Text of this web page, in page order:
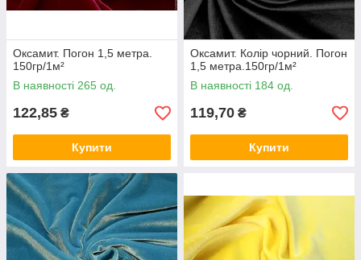
Оксамит. Погон 1,5 метра.
150гр/1м²
В наявності 265 од.
122,85 ₴
Купити
Оксамит. Колір чорний. Погон
1,5 метра.150гр/1м²
В наявності 184 од.
119,70 ₴
Купити